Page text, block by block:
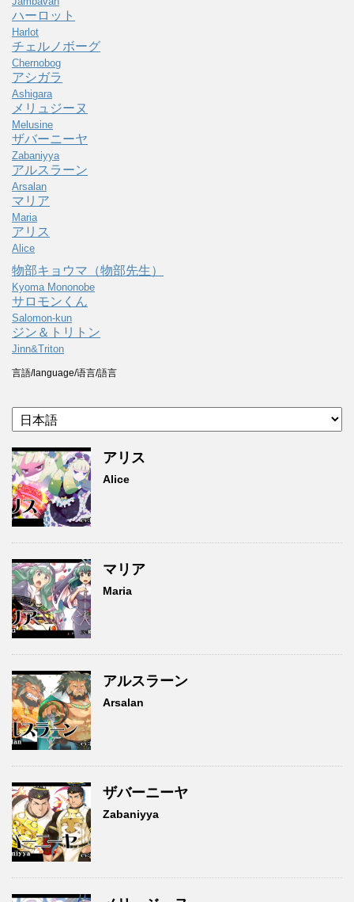
ハーロット
Harlot
チェルノボーグ
Chernobog
アシガラ
Ashigara
メリュジーヌ
Melusine
ザバーニーヤ
Zabaniyya
アルスラーン
Arsalan
マリア
Maria
アリス
Alice
物部キョウマ（物部先生）
Kyoma Mononobe
サロモンくん
Salomon-kun
ジン＆トリトン
Jinn&Triton
言語/language/语言/語言
アリス
Alice
マリア
Maria
アルスラーン
Arsalan
ザバーニーヤ
Zabaniyya